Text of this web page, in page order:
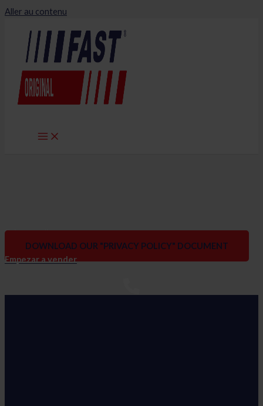
Aller au contenu
Privacy policy
DOWNLOAD OUR "PRIVACY POLICY" DOCUMENT
Empezar a vender